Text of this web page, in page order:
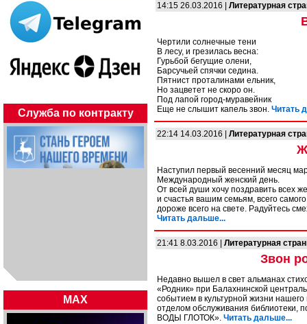
Служба по контракту
MAX
14:15 26.03.2016 | Литературная
Чертили солнечные тени
В лесу, и грезилась весна:
Гурьбой бегущие олени,
Барсучьей спячки седина.
Пятнист проталинами ельник,
Но зацветет не скоро он.
Под лапой город-муравейник
Еще не слышит капель звон. Читать
22:14 14.03.2016 | Литературная
Наступил первый весенний месяц
Международный женский день.
От всей души хочу поздравить всех
и счастья вашим семьям, всего
дороже всего на свете. Радуйтесь
Читать дальше...
21:41 8.03.2016 | Литературная
Звон
Недавно вышел в свет альманах
«Родник» при Балахнинской
событием в культурной жизни
отделом обслуживания библиотеки,
ВОДЫ ГЛОТОК». Читать дальше...